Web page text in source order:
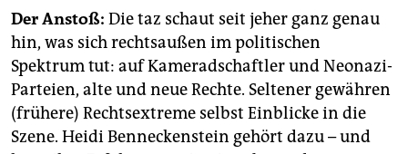
Der Anstoß: Die taz schaut seit jeher ganz genau
hin, was sich rechtsaußen im politischen
Spektrum tut: auf Kameradschaftler und Neonazi-
Parteien, alte und neue Rechte. Seltener gewähren
(frühere) Rechtsextreme selbst Einblicke in die
Szene. Heidi Benneckenstein gehört dazu – und